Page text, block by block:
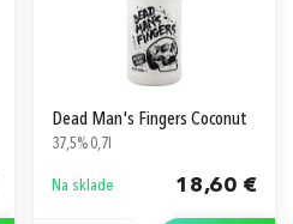
Dead Man's Fingers Coconut
37,5% 0,7l
Na sklade 18,60 €